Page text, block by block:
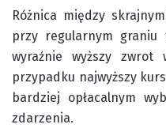
Różnica między
przy regularnym graniu
wyraźnie wyższy zwrot
przypadku najwyższy
bardziej opłacalnym
zdarzenia.